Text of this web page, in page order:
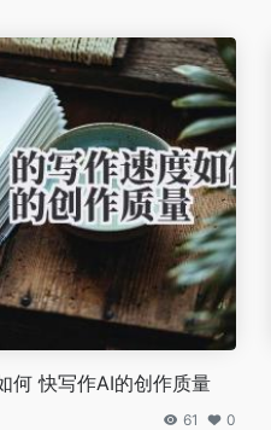
何 快写作AI的创作质量
61 0